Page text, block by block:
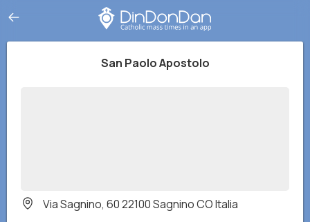
San Paolo Apostolo
Via Sagnino, 60 22100 Sagnino CO Italia